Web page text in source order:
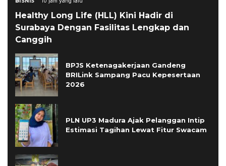
Healthy Long Life (HLL) Kini Hadir di
Surabaya Dengan Fasilitas Lengkap dan
Canggih
BPJS Ketenagakerjaan Gandeng
BRILink Sampang Pacu Kepesertaan
2026
PLN UP3 Madura Ajak Pelanggan Intip
Estimasi Tagihan Lewat Fitur Swacam